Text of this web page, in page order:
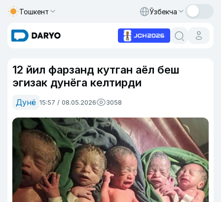
Тошкент Ўзбекча
12 йил фарзанд кутган аёл беш
эгизак дунёга келтирди
Дунё 15:57 / 08.05.2026 3058